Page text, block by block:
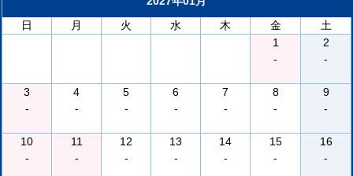
日
月 火 水 木 金
土
1
-
2
-
3
-
4
-
5
-
6
-
7
-
8
-
9
-
10
-
11
-
12
-
13
-
14
-
15
-
16
-